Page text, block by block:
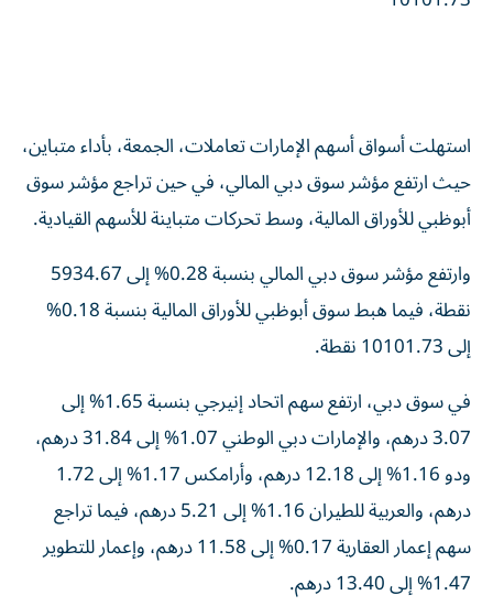
استهلت أسواق أسهم الإمارات تعاملات، الجمعة، بأداء متباين،
حيث ارتفع مؤشر سوق دبي المالي، في حين تراجع مؤشر سوق
أبوظبي للأوراق المالية، وسط تحركات متباينة للأسهم القيادية.
وارتفع مؤشر سوق دبي المالي بنسبة 0.28% إلى 5934.67
نقطة، فيما هبط سوق أبوظبي للأوراق المالية بنسبة 0.18%
إلى 10101.73 نقطة.
في سوق دبي، ارتفع سهم اتحاد إنيرجي بنسبة 1.65% إلى
3.07 درهم، والإمارات دبي الوطني 1.07% إلى 31.84 درهم،
ودو 1.16% إلى 12.18 درهم، وأرامكس 1.17% إلى 1.72
درهم، والعربية للطيران 1.16% إلى 5.21 درهم، فيما تراجع
سهم إعمار العقارية 0.17% إلى 11.58 درهم، وإعمار للتطوير
1.47% إلى 13.40 درهم.